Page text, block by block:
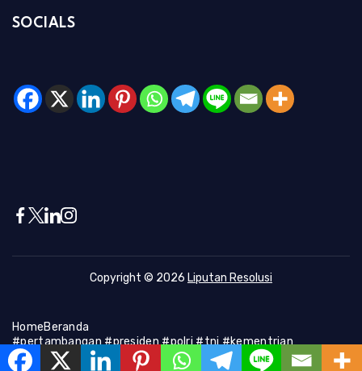
SOCIALS
Copyright © 2026 Liputan Resolusi
HomeBeranda
#pertambangan #presiden #polri #tni #kementrian
#presiden #Kapolri #indonesia